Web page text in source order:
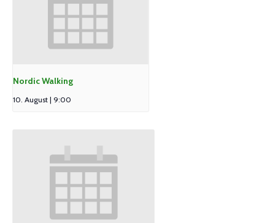
Nordic Walking
10. August | 9:00